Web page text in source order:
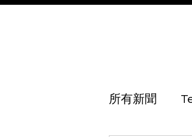
所有新聞